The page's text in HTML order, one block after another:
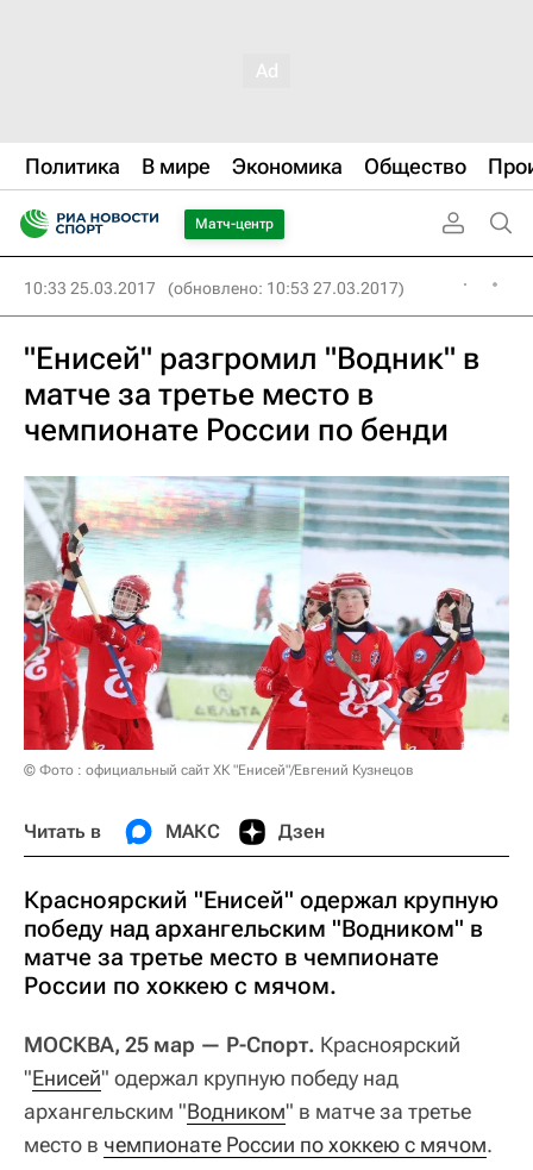
Политика В мире Экономика Общество
Матч-центр
10:33 25.03.2017 (обновлено: 10:53 27.03.2017)
"Енисей" разгромил "Водник" в
матче за третье место в
чемпионате России по бенди
© Фото : официальный сайт ХК "Енисей"/Евгений Кузнецов
Читать в МАКС Дзен
Красноярский "Енисей" одержал крупную
победу над архангельским "Водником" в
матче за третье место в чемпионате
России по хоккею с мячом.
МОСКВА, 25 мар — Р-Спорт. Красноярский
"Енисей" одержал крупную победу над
архангельским "Водником" в матче за третье
место в чемпионате России по хоккею с мячом.